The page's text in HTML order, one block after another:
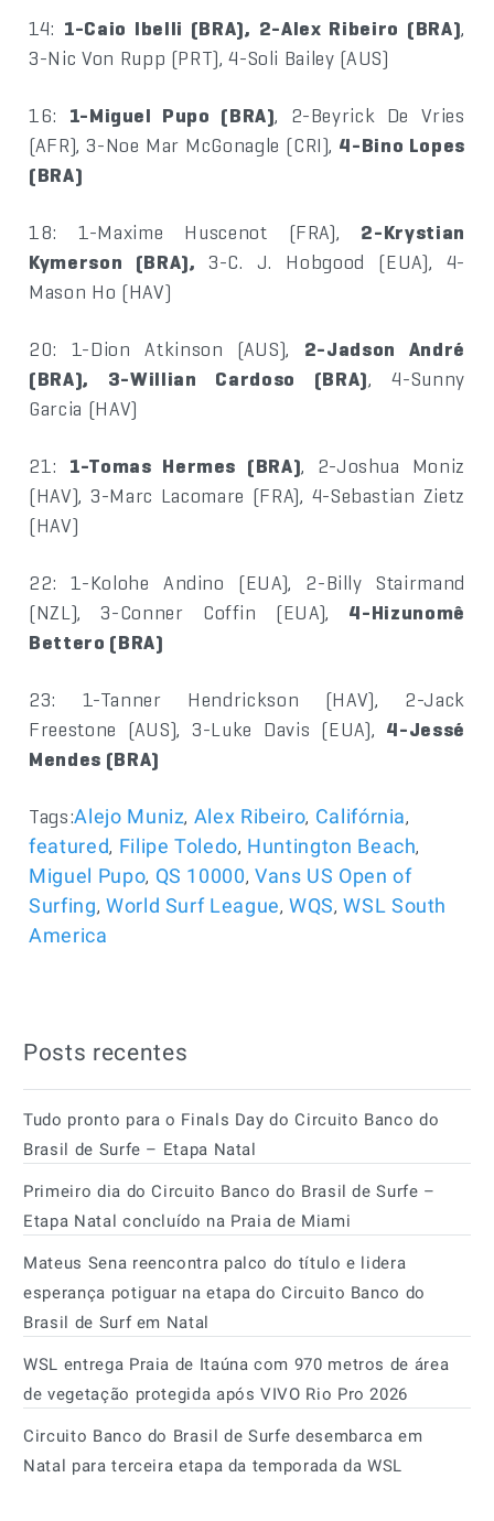
14: 1-Caio Ibelli (BRA), 2-Alex Ribeiro (BRA),
3-Nic Von Rupp (PRT), 4-Soli Bailey (AUS)
16: 1-Miguel Pupo (BRA), 2-Beyrick De Vries
(AFR), 3-Noe Mar McGonagle (CRI), 4-Bino Lopes
(BRA)
18: 1-Maxime Huscenot (FRA), 2-Krystian
Kymerson (BRA), 3-C. J. Hobgood (EUA), 4-
Mason Ho (HAV)
20: 1-Dion Atkinson (AUS), 2-Jadson André
(BRA), 3-Willian Cardoso (BRA), 4-Sunny
Garcia (HAV)
21: 1-Tomas Hermes (BRA), 2-Joshua Moniz
(HAV), 3-Marc Lacomare (FRA), 4-Sebastian Zietz
(HAV)
22: 1-Kolohe Andino (EUA), 2-Billy Stairmand
(NZL), 3-Conner Coffin (EUA), 4-Hizunomê
Bettero (BRA)
23: 1-Tanner Hendrickson (HAV), 2-Jack
Freestone (AUS), 3-Luke Davis (EUA), 4-Jessé
Mendes (BRA)
Tags:Alejo Muniz, Alex Ribeiro, Califórnia,
featured, Filipe Toledo, Huntington Beach,
Miguel Pupo, QS 10000, Vans US Open of
Surfing, World Surf League,WQS,WSL South
America
Posts recentes
Tudo pronto para o Finals Day do Circuito Banco do
Brasil de Surfe – Etapa Natal
Primeiro dia do Circuito Banco do Brasil de Surfe –
Etapa Natal concluído na Praia de Miami
Mateus Sena reencontra palco do título e lidera
esperança potiguar na etapa do Circuito Banco do
Brasil de Surf em Natal
WSL entrega Praia de Itaúna com 970 metros de área
de vegetação protegida após VIVO Rio Pro 2026
Circuito Banco do Brasil de Surfe desembarca em
Natal para terceira etapa da temporada da WSL